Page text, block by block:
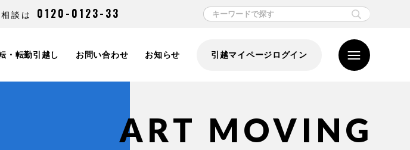
談は 0120-0123-33
・転勤引越し お問い合わせ お知らせ 引越マイページログイン
ART MOVING